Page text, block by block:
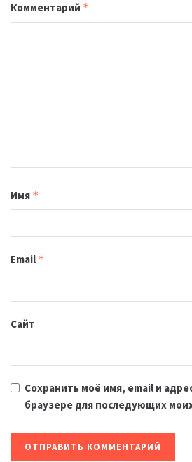
Комментарий *
Имя *
Email *
Сайт
Сохранить моё имя, email и
браузере для последующих